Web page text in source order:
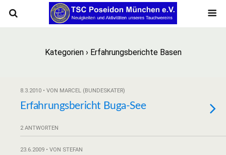
Kategorien › Erfahrungsberichte Basen
8.3.2010 • VON MARCEL (BUNDESKATER)
Erfahrungsbericht Buga-See
2 ANTWORTEN
23.6.2009 • VON STEFAN